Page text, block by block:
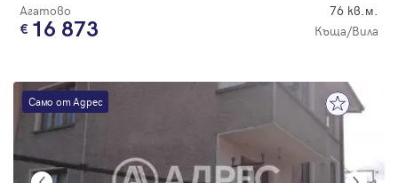
Агатово 76 кв.м.
16 873 Къща/Вила
Само от Адрес